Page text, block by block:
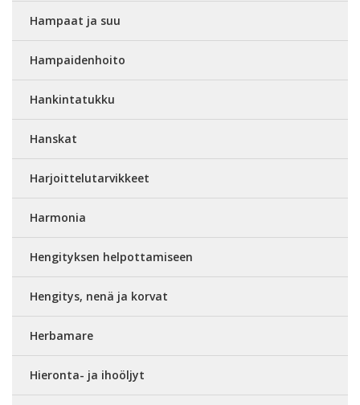
Hampaat ja suu
Hampaidenhoito
Hankintatukku
Hanskat
Harjoittelutarvikkeet
Harmonia
Hengityksen helpottamiseen
Hengitys, nenä ja korvat
Herbamare
Hieronta- ja ihoöljyt